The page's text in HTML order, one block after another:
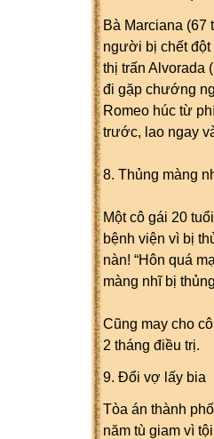
Bà Marciana (67
người bị chết đột
thị trấn Alvorada
đi gặp chướng
Romeo húc từ
trước, lao ngay
8. Thủng màng
Một cô gái 20
bệnh viện vì bị
nàn! “Hôn quá
màng nhĩ bị
Cũng may cho
2 tháng điều trị.
9. Đổi vợ lấy bia
Tòa án thành
năm tù giam vì